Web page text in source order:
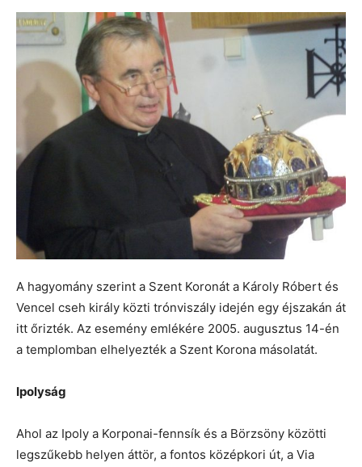
A hagyomány szerint a Szent Koronát a Károly Róbert és
Vencel cseh király közti trónviszály idején egy éjszakán át
itt őrizték. Az esemény emlékére 2005. augusztus 14-én
a templomban elhelyezték a Szent Korona másolatát.
Ipolyság
Ahol az Ipoly a Korponai-fennsík és a Börzsöny közötti
legszűkebb helyen áttör, a fontos középkori út, a Via